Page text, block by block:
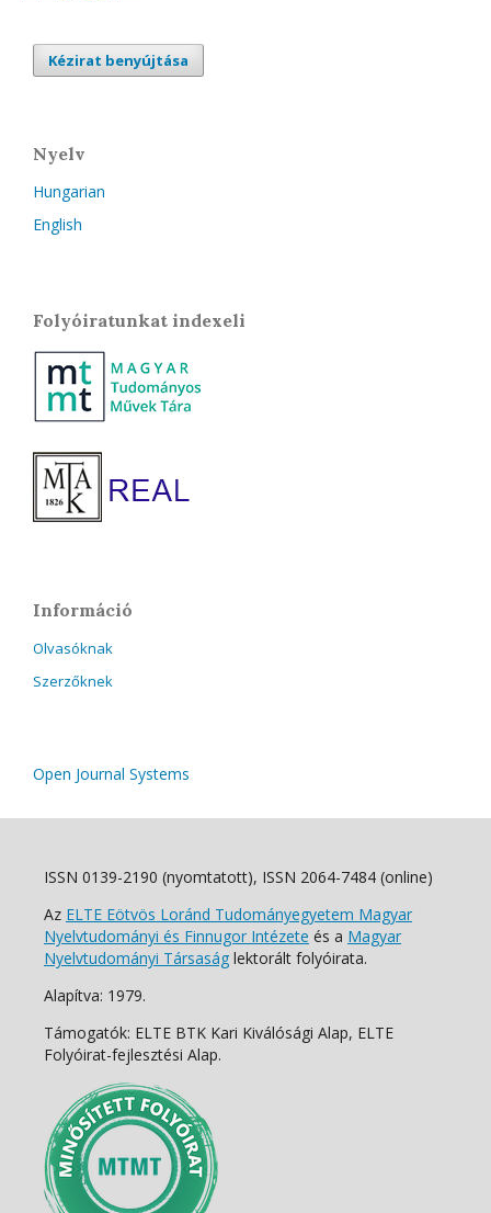
Kézirat benyújtása
Nyelv
Hungarian
English
Folyóiratunkat indexeli
Információ
Olvasóknak
Szerzőknek
Open Journal Systems
ISSN 0139-2190 (nyomtatott), ISSN 2064-7484 (online)
Az ELTE Eötvös Loránd Tudományegyetem Magyar
Nyelvtudományi és Finnugor Intézete és a Magyar
Nyelvtudományi Társaság lektorált folyóirata.
Alapítva: 1979.
Támogatók: ELTE BTK Kari Kiválósági Alap, ELTE
Folyóirat-fejlesztési Alap.